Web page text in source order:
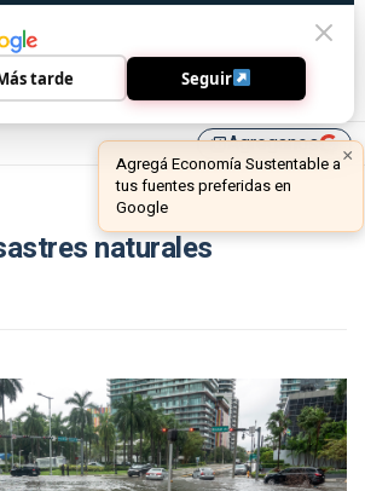
library_addAgreganos
naturales
tarde Seguir